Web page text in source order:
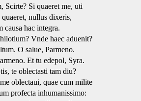
Scirte? Si quaeret me, uti
nullus dixeris,
causa hac integra.
Vnde haec aduenit?
O salue, Parmeno.
Et tu edepol, Syra.
te oblectasti tam diu?
oblectaui, quae cum milite
profecta inhumanissimo: